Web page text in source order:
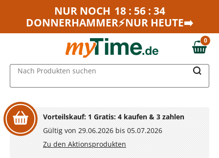
Zum Hauptinhalt springen
Zur Navigation springen
NUR NOCH 18 : 56 : 34
DONNERHAMMER⚡NUR HEUTE➡️
0,00 €
0
Nach Produkten suchen
Vorteilskauf: 1 Gratis: 4 kaufen & 3 zahlen
Gültig von 29.06.2026 bis 05.07.2026
Zu den Aktionsprodukten